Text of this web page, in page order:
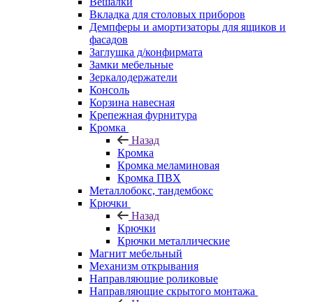
Вкладка для столовых приборов
Демпферы и амортизаторы для ящиков и
фасадов
Заглушка д/конфирмата
Замки мебельные
Зеркалодержатели
Консоль
Корзина навесная
Крепежная фурнитура
Кромка
Назад
Кромка
Кромка меламиновая
Кромка ПВХ
Металлобокс, тандембокс
Крючки
Назад
Крючки
Крючки металлические
Магнит мебельный
Механизм открывания
Направляющие роликовые
Направляющие скрытого монтажа